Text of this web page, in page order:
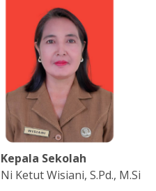
Kepala Sekolah
Ni Ketut Wisiani, S.Pd., M.Si